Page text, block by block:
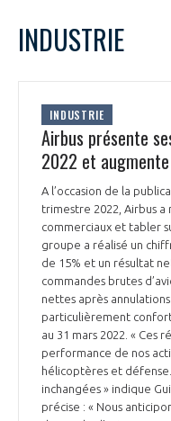
PRÉSENTATION
NOTRE VISION
NOS MISSIONS
NOTRE HISTOIRE
ORGANISATION
LE CONSEIL DU GIFAS
L’ÉQUIPE DU GIFAS
NOS RÉSEAUX À
FONCTIONNEMENT
GEADS
COMITÉ AERO PME
STARTAIR
COMMISSIONS ET COMITÉS
ACCOMPAGNEMENT
LES PROGRAMMES DU
UN ÉCOSYSTÈME INTÉGRÉ
LA MÉDIATION
LA MÉDIATION DANS LA
LE SALON DU BOURGET
L
23
30
31
INDUSTRIE
INDUSTRIE
Airbus présente
2022 et
A l’occasion de la
trimestre 2022, Airbus a
commerciaux et tabler
groupe a réalisé un
de 15% et un résultat
commandes brutes
nettes après
particulièrement
au 31 mars 2022. « Ces
performance de nos
hélicoptères et
inchangées » indique
précise : « Nous
Rejoignez une
Découvrez les
Rencontres,